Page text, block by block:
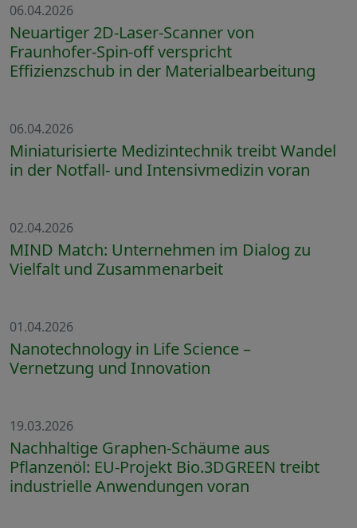
06.04.2026
Neuartiger 2D-Laser-Scanner von
Fraunhofer-Spin-off verspricht
Effizienzschub in der Materialbearbeitung
06.04.2026
Miniaturisierte Medizintechnik treibt Wandel
in der Notfall- und Intensivmedizin voran
02.04.2026
MIND Match: Unternehmen im Dialog zu
Vielfalt und Zusammenarbeit
01.04.2026
Nanotechnology in Life Science –
Vernetzung und Innovation
19.03.2026
Nachhaltige Graphen-Schäume aus
Pflanzenöl: EU-Projekt Bio.3DGREEN treibt
industrielle Anwendungen voran